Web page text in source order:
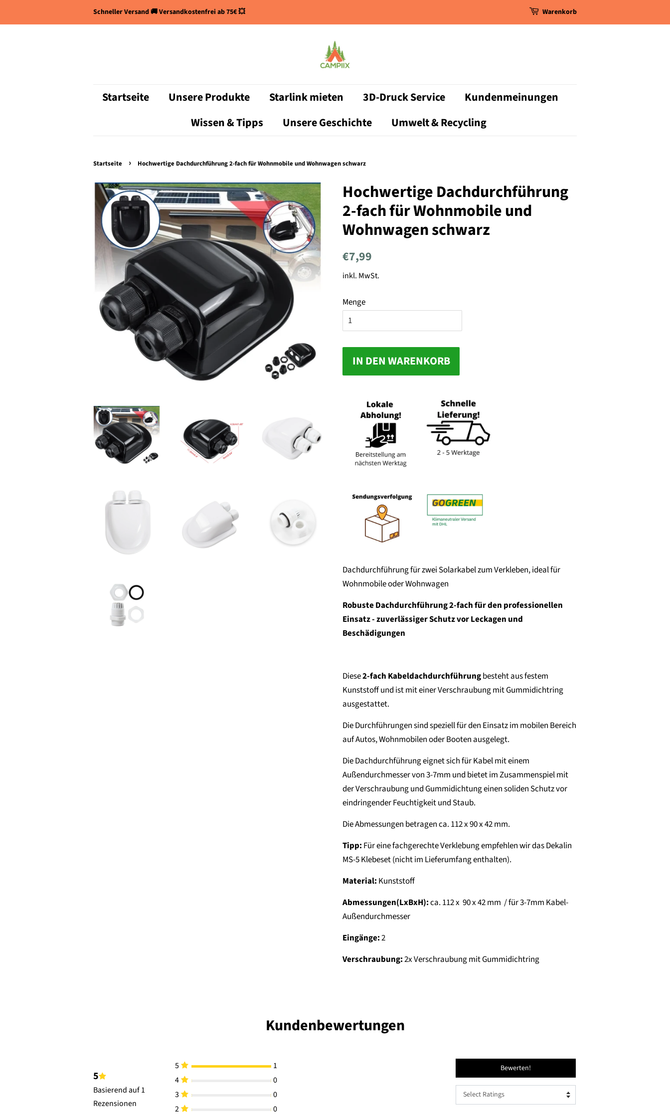
Schneller Versand 🚚 Versandkostenfrei ab 75€ 💥 Warenkorb
Startseite Unsere Produkte Starlink mieten 3D-Druck Service
Kundenmeinungen
Wissen & Tipps
Unsere Geschichte Umwelt & Recycling
Startseite › Hochwertige Dachdurchführung 2-fach für Wohnmobile und Wohnwagen schwarz
Hochwertige Dachdurchführung
2-fach für Wohnmobile und
Wohnwagen schwarz
Normaler
€7,99
inkl. MwSt.
Menge
IN DEN WARENKORB
Dachdurchführung für zwei Solarkabel zum Verkleben, ideal für
Wohnmobile oder Wohnwagen
Robuste Dachdurchführung 2-fach für den professionellen
Einsatz - zuverlässiger Schutz vor Leckagen und
Beschädigungen
Diese2-fach Kabeldachdurchführungbesteht aus festem
Kunststoff und ist mit einer Verschraubung mit Gummidichtring
ausgestattet.
Die Durchführungen sind speziell für den Einsatz im mobilen Bereich
auf Autos, Wohnmobilen oder Booten ausgelegt.
Die Dachdurchführung eignet sich für Kabel mit einem
Außendurchmesser von 3-7mm und bietet im Zusammenspiel mit
der Verschraubung und Gummidichtung einen soliden Schutz vor
eindringender Feuchtigkeit und Staub.
Die Abmessungen betragen ca. 112 x 90 x 42 mm.
Tipp: Für eine fachgerechte Verklebung empfehlen wir das Dekalin
MS-5 Klebeset (nicht im Lieferumfang enthalten).
Material: Kunststoff
Abmessungen(LxBxH):ca. 112 x 90 x42 mm / für 3-7mm Kabel-
Außendurchmesser
Eingänge:2
Verschraubung:2x Verschraubung mit Gummidichtring
Kundenbewertungen
5
Basierend auf 1
Rezensionen
5
1
4
0
3
0
2
0
Bewerten!